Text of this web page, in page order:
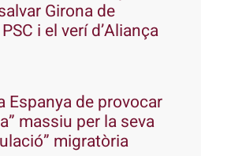
Girona de
i el verí d’Aliança
Espanya de provocar
massiu per la seva
migratòria